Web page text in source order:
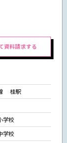
資料請求する
桂駅
学校
学校